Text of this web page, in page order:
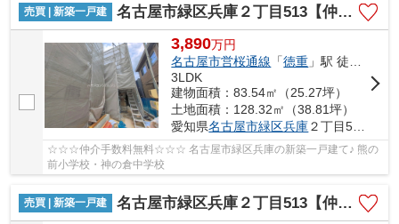
売買 | 新築一戸建 名古屋市緑区兵庫２丁目513【仲介手数料無料】新築一戸建て A号棟
3,890万円
名古屋市営桜通線 「徳重 」駅 徒歩26分
3LDK
建物面積：83.54㎡（25.27坪）
土地面積：128.32㎡（38.81坪）
愛知県名古屋市緑区兵庫２丁目513
☆☆☆仲介手数料無料☆☆☆ 名古屋市緑区兵庫の新築一戸建て♪ 熊の
前小学校・神の倉中学校
売買 | 新築一戸建 名古屋市緑区兵庫２丁目513【仲介手数料無料】新築一戸建て B号棟